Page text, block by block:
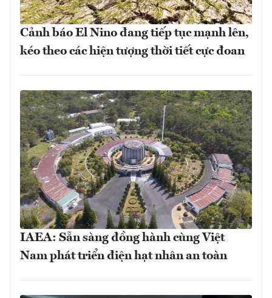
Cảnh báo El Nino đang tiếp tục mạnh lên,
kéo theo các hiện tượng thời tiết cực đoan
IAEA: Sẵn sàng đồng hành cùng Việt
Nam phát triển điện hạt nhân an toàn